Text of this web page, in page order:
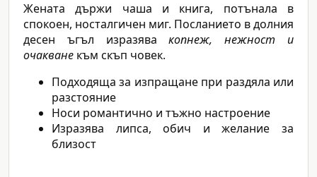
Жената държи чаша и книга, потънала в
спокоен, носталгичен миг. Посланието в долния
десен ъгъл изразявакопнеж, нежност и
очакване към скъп човек.
Подходяща за изпращане при раздяла или
разстояние
Носи романтично и тъжно настроение
Изразява липса, обич и желание за
близост